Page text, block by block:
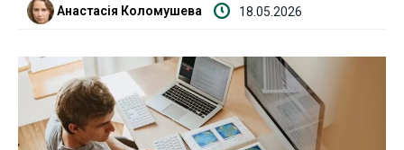
Криптовалюта
Робота і освіта
Анастасія Коломушева 18.05.2026